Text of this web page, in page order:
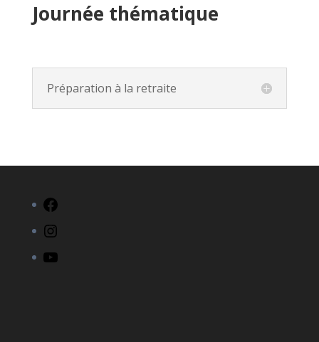
Journée thématique
Préparation à la retraite